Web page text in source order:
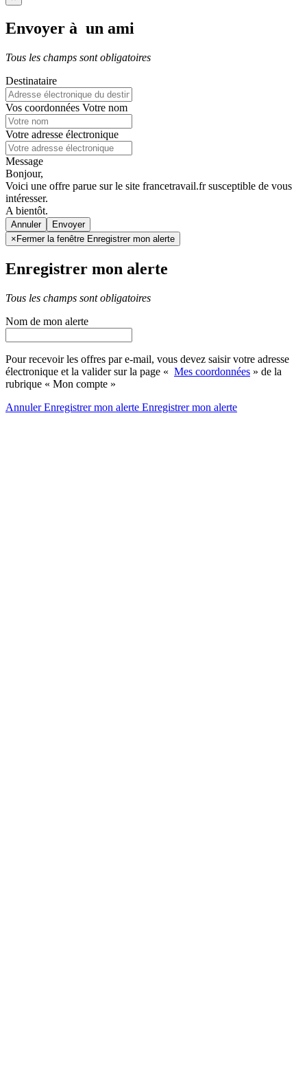
Envoyer à un ami
Tous les champs sont obligatoires
Destinataire
Vos coordonnées Votre nom
Votre adresse électronique
Message
Bonjour,
Voici une offre parue sur le site francetravail.fr susceptible de vous
intéresser.
A bientôt.
Annuler
× Fermer la fenêtre Enregistrer mon alerte
Enregistrer mon alerte
Tous les champs sont obligatoires
Nom de mon alerte
Pour recevoir les offres par e-mail, vous devez saisir votre adresse
électronique et la valider sur la page « Mes coordonnées » de la
rubrique « Mon compte »
AnnulerEnregistrer mon alerte Enregistrermon alerte